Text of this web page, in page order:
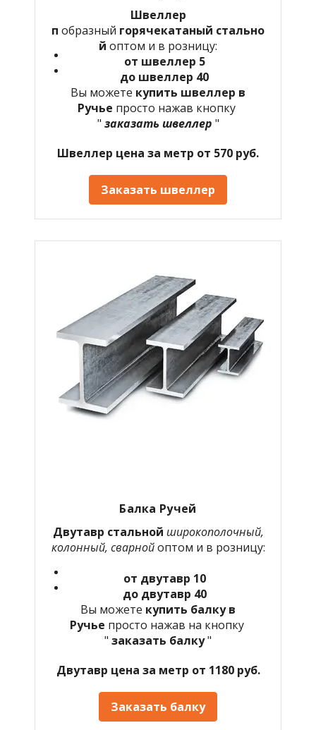
Швеллер
п образный горячекатаный стально
й оптом и в розницу:
от швеллер 5
до швеллер 40
Вы можете купить швеллер в
Ручье просто нажав кнопку
" заказать швеллер "
Швеллер цена за метр от 570 руб.
Заказать швеллер
Балка Ручей
Двутавр стальной широкополочный,
колонный, сварнойоптом и в розницу:
от двутавр 10
до двутавр 40
Вы можете купить балку в
Ручье просто нажав на кнопку
" заказать балку"
Двутавр цена за метр от 1180 руб.
Заказать балку